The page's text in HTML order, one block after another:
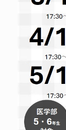
よ
初診の方
紹介状につ
初めて受診
お支払いに
処方箋・お
通訳・手話